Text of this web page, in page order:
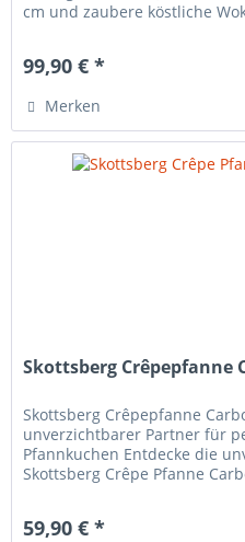
cm und zaubere köstliche
99,90 € *
Merken
Skottsberg Crêpepfanne
Skottsberg Crêpepfanne
unverzichtbarer Partner für
Pfannkuchen Entdecke die
Skottsberg Crêpe Pfanne
59,90 € *